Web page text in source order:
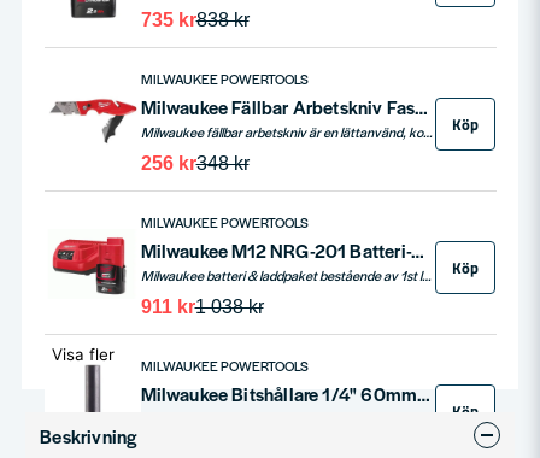
838 kr
735 kr
MILWAUKEE POWERTOOLS
Milwaukee Fällbar Arbetskniv Fastback
Milwaukee fällbar arbetskniv är en lättanvänd, kompakt kniv som sparar tid och ökar effektiviteten. Med enhandsgrepp, integrerad kapfunktion, verktygslöst bladbyte och inbyggd kabelskalare blir detta ett perfekt verktyg för alla snabbt behov.
348 kr
256 kr
Köp
MILWAUKEE POWERTOOLS
Milwaukee M12 NRG-201 Batteri-/Laddpaket 12V (2,0ah)
Milwaukee batteri & laddpaket bestående av 1st laddare C12C samt ett 12V 2,0ah batteri.
1 038 kr
911 kr
Köp
MILWAUKEE POWERTOOLS
Milwaukee Bitshållare 1/4" 60mm Shockwave
Köp
Visa fler
Beskrivning